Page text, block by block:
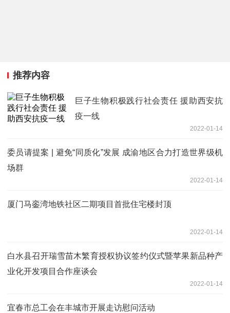
推荐内容
巨子生物积极践行社会责任 援助西安抗
疫一线
2022-01-14
委员请提案 | 避免“同质化”发展 成渝地区合力打造世界级机
场群
2022-01-14
厦门马銮湾地铁社区二期项目首批住宅楼封顶
2022-01-14
白水县召开瑞雪苗木繁育授权协议签约仪式暨苹果新品种产
业化开发项目合作座谈会
2022-01-14
宜春市总工会在丰城市开展走访慰问活动